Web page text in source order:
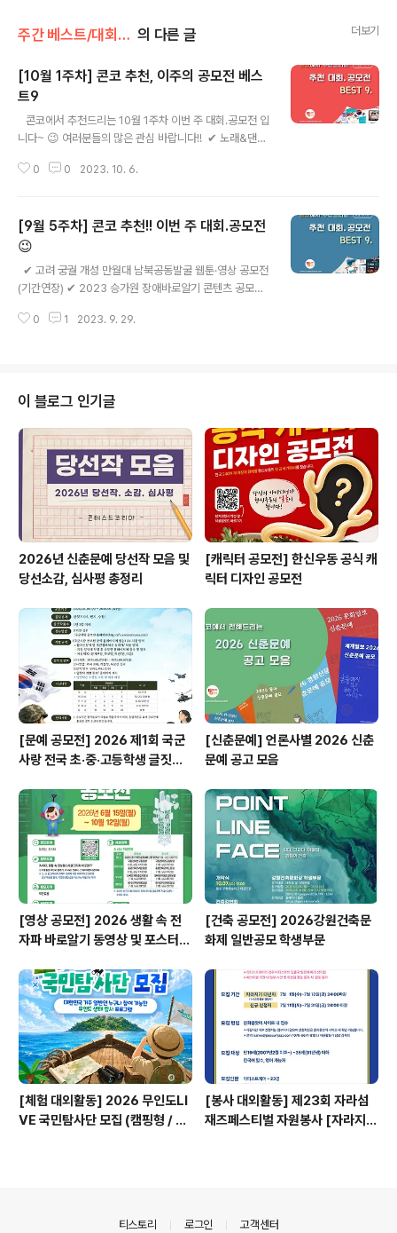
주간 베스트/대회 • 공모전 의 다른 글 더보기
[10월 1주차] 콘코 추천, 이주의 공모전 베스
트9
​ ​ ​ 콘코에서 추천드리는 10월 1주차 이번 주 대회.공모전 입
니다~ 😉 여러분들의 많은 관심 바랍니다!! ​ ✔ 노래&댄스
정읍 샘고을정다운상권 브랜드 네이밍 공모전 ✔ 2023 행
한 역설｜개정판》 69개의 표지비밀 풀기 프로젝트 공모
✔ 2023 충북지역혁신플랫폼 홍보콘텐츠 공모전 ✔ 제6
회 마포아트페어 참여작가 모집 ✔ 2023 승가원 장애바로
알기 콘텐츠 공모전 ​ 자세한 내용은 콘테스트코리아 홈페
이지에서 확인하시면 도움이 됩니다~​ 콘테스트, 공모전,
대외활동 정보 / 소개 / 뉴스소식은 @콘테스트코리아!! ..
0 0 2023. 10. 6.
[9월 5주차] 콘코 추천!! 이번 주 대회.공모전
😉
​ ​ ✔ 고려 궁궐 개성 만월대 남북공동발굴 웹툰·영상 공모전
(기간연장) ✔ 2023 승가원 장애바로알기 콘텐츠 공모전
제14회 파주장단콩요리 전국경연대회 ✔ 2023 전국 K-P
고교 챔피언십 ✔ 날씨 예술가들의 그림대회 ✔ 제 31회 세
븐일레븐 온라인 어린이 환경 미술대회 ​ 자세한 내용은 콘
테스트코리아 홈페이지에서 확인하시면 도움이 됩니다~​
콘테스트, 공모전, 대외활동 정보 / 소개 / 뉴스소식은 @콘
테스트코리아!!
0 1 2023. 9. 29.
이 블로그 인기글
2026년 신춘문예 당선작 모음 및
당선소감, 심사평 총정리
[캐릭터 공모전] 한신우동 공식 캐
릭터 디자인 공모전
[문예 공모전] 2026 제1회 국군
사랑 전국 초·중·고등학생 글짓기
[신춘문예] 언론사별 2026 신춘
문예 공고 모음
[영상 공모전] 2026 생활 속 전
자파 바로알기 동영상 및 포스터
[건축 공모전] 2026강원건축문
화제 일반공모 학생부문
[체험 대외활동] 2026 무인도LI
VE 국민탐사단 모집 (캠핑형 / 투
[봉사 대외활동] 제23회 자라섬
재즈페스티벌 자원봉사 [자라지
티스토리 로그인 고객센터